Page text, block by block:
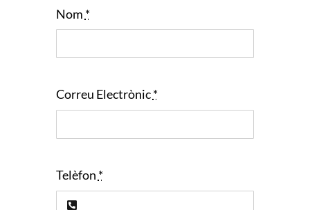
Nom *
Correu Electrònic*
Telèfon *